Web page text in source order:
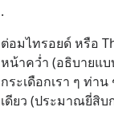
.
ต่อมไทรอยด์ หรือ
หน้าคว่ำ (อธิบายแ
กระเดือกเรา ๆ ท่า
เดียว (ประมาณยี่สิบ